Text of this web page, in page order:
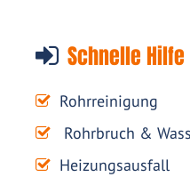
Schnelle
Rohrreinigung
Rohrbruch &
Heizungsausfall